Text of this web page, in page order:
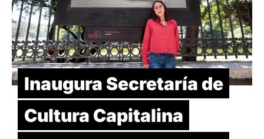
Inaugura Secretaría de
Cultura Capitalina